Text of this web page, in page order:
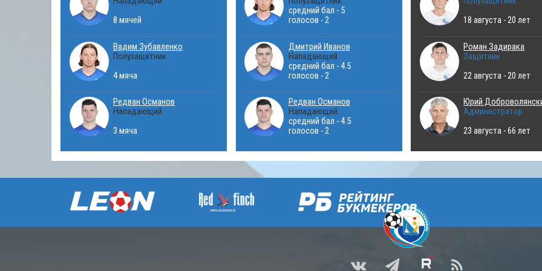
8 мячей
Вадим Зубавленко
Полузащитник
4 мяча
Редван Османов
Нападающий
3 мяча
средний бал - 5
голосов - 2
Дмитрий Иванов
Нападающий
средний бал - 4.5
голосов - 2
Редван Османов
Нападающий
средний бал - 4.5
голосов - 2
18 августа - 20 лет
Роман Задирака
Защитник
22 августа - 20 лет
Юрий
Администратор
23 августа - 66 лет